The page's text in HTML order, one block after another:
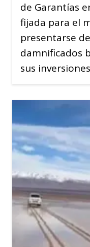
de Garantías
fijada para el
presentarse
damnificados
sus